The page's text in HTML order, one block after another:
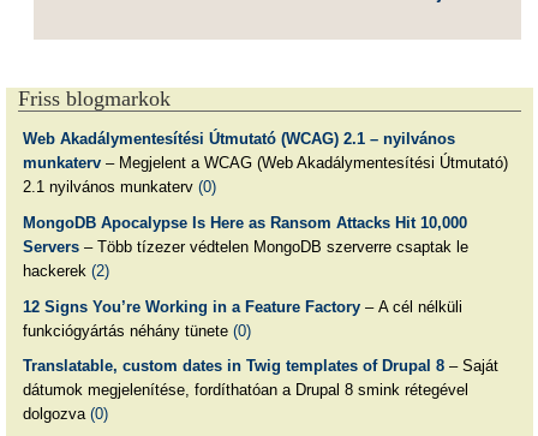
Friss blogmarkok
Web Akadálymentesítési Útmutató (WCAG) 2.1 – nyilvános
munkaterv– Megjelent a WCAG (Web Akadálymentesítési Útmutató)
2.1 nyilvános munkaterv (0)
MongoDB Apocalypse Is Here as Ransom Attacks Hit 10,000
Servers– Több tízezer védtelen MongoDB szerverre csaptak le
hackerek (2)
12 Signs You’re Working in a Feature Factory– A cél nélküli
funkciógyártás néhány tünete (0)
Translatable, custom dates in Twig templates of Drupal 8– Saját
dátumok megjelenítése, fordíthatóan a Drupal 8 smink rétegével
dolgozva (0)